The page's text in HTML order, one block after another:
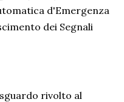
d'Emergenza
dei Segnali
rivolto al